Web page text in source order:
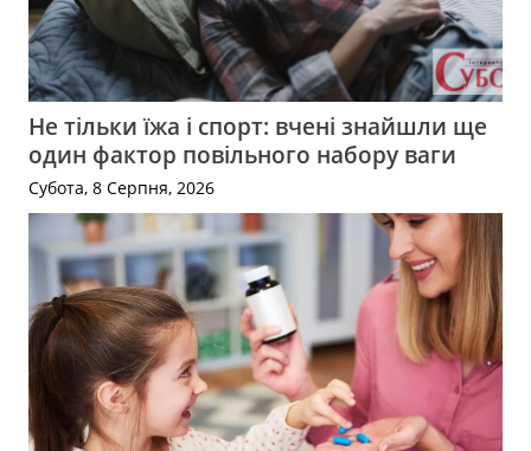
Не тільки їжа і спорт: вчені знайшли ще
один фактор повільного набору ваги
Субота, 8 Серпня, 2026